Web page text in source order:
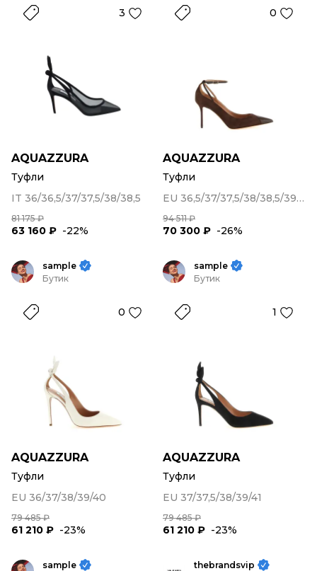
3
AQUAZZURA
Туфли
IT 36/36,5/37/37,5/38/38,5
81 175 ₽
63 160 ₽ -22%
0
AQUAZZURA
Туфли
EU 36,5/37/37,5/38/38,5/39,5/41
94 511 ₽
70 300 ₽ -26%
sample
Бутик
0
AQUAZZURA
Туфли
EU 36/37/38/39/40
79 485 ₽
61 210 ₽ -23%
sample
Бутик
1
AQUAZZURA
Туфли
EU 37/37,5/38/39/41
79 485 ₽
61 210 ₽ -23%
sample
thebrandsvip